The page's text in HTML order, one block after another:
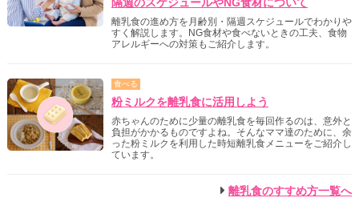
隔週のスケジュールやNG食材について
離乳食の進め方を月齢別・隔週スケジュールでわかりや
すく解説します。NG食材や食べないときの工夫、食物
アレルギーへの対策もご紹介します。
食べる
粉ミルクを離乳食に活用しよう
赤ちゃんのために少量の離乳食を毎回作るのは、意外と
負担がかかるものですよね。そんなママ達のために、余
った粉ミルクを利用した時短離乳食メニューをご紹介し
ています。
離乳食のすすめ方一覧へ